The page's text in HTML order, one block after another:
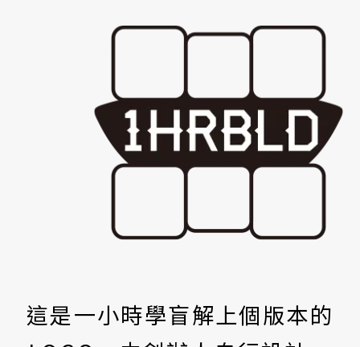
這是一小時學盲解上個版本的